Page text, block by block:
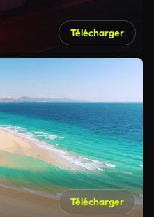
Télécharger
Télécharger